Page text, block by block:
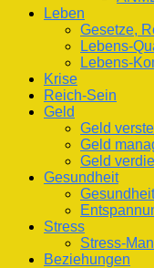
Leben
Gesetze,
Lebens-
Lebens-
Krise
Reich-Sein
Geld
Geld
Geld
Geld
Gesundheit
Stress
Stress-
Beziehungen